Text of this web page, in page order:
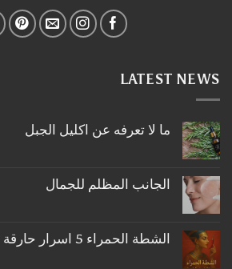
LATEST NEWS
ما لا تعرفه عن اكليل الجبل
على
ما
اكليل
الجبل
الجانب المظلم للجمال
على
الجانب
الشطة الحمراء 5 اسرار حارقة في مطبخك